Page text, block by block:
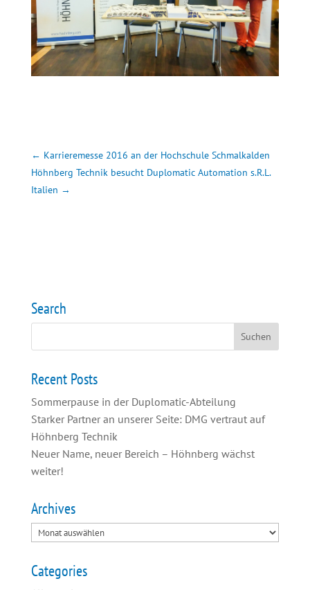
← Karrieremesse 2016 an der Hochschule Schmalkalden
Höhnberg Technik besucht Duplomatic Automation s.R.L.
Italien →
Search
Recent Posts
Sommerpause in der Duplomatic-Abteilung
Starker Partner an unserer Seite: DMG vertraut auf
Höhnberg Technik
Neuer Name, neuer Bereich – Höhnberg wächst
weiter!
Archives
Categories